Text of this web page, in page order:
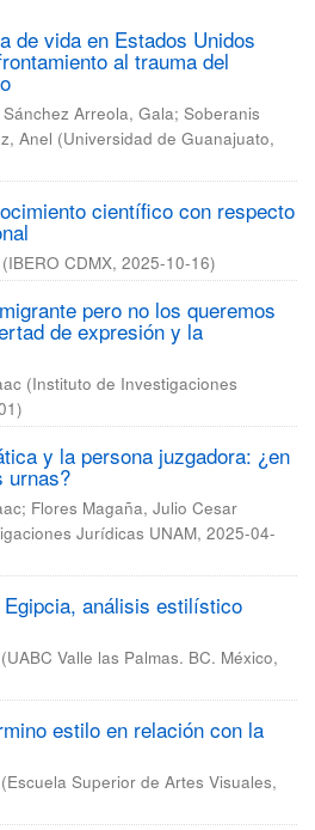
de vida en Estados Unidos
al trauma del
Sánchez Arreola, Gala; Soberanis
Anel (Universidad de Guanajuato,
científico con respecto
(IBERO CDMX, 2025-10-16)
pero no los queremos
de expresión y la
(Instituto de Investigaciones
)
y la persona juzgadora: ¿en
urnas?
; Flores Magaña, Julio Cesar
Jurídicas UNAM, 2025-04-
análisis estilístico
(UABC Valle las Palmas. BC. México,
estilo en relación con la
(Escuela Superior de Artes Visuales,